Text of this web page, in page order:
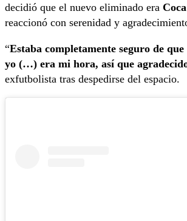
decidió que el nuevo eliminado era
reaccionó con serenidad y
“Estaba completamente seguro de
yo (…) era mi hora, así que
exfutbolista tras despedirse del espacio.